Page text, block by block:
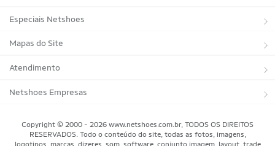
Sobre a Netshoes
Política de Privacidade
Programa de Afiliados
Regulamentos
Programa de Integridade
Especiais Netshoes
Suplementos
Corrida
Bicicletas
Mapas do Site
Marcas
Tipos de Produtos
Atendimento
Trocas e devoluções
Minha Conta
Netshoes Empresas
Copyright © 2000 - 2026 www.netshoes.com.br, TODOS OS DIREITOS
RESERVADOS. Todo o conteúdo do site, todas as fotos, imagens,
logotipos, marcas, dizeres, som, software, conjunto imagem, layout, trade